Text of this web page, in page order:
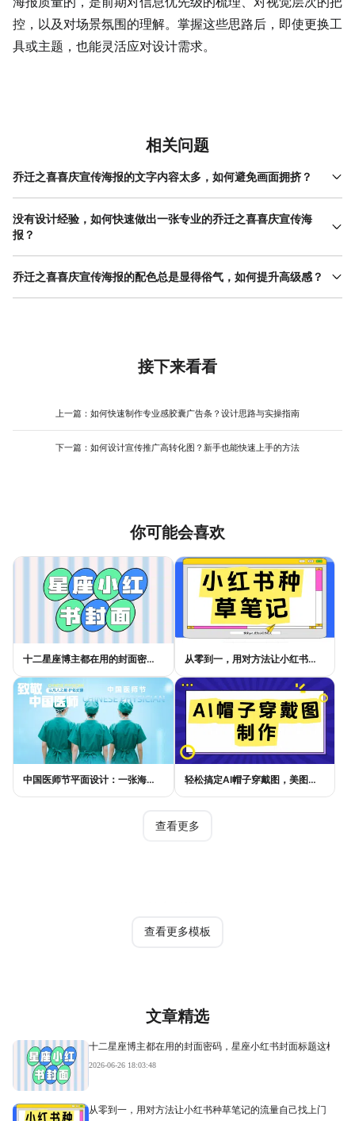
控，以及对场景氛围的理解。掌握这些思路后，即使更换工
具或主题，也能灵活应对设计需求。
相关问题
乔迁之喜喜庆宣传海报的文字内容太多，如何避免画面拥挤？
文字内容过多时，需先筛选核心信息（如主标题、时间地点），删
除冗余描述（如“热烈欢迎”可简化为“恭迎光临”）。其次，通过分层
排版提升可读性：主标题用最大字号与醒目颜色，副标题与正文用
条将相关内容框在一起（如时间与地点为一组，联系方式为一
没有设计经验，如何快速做出一张专业的乔迁之喜喜庆宣传海
报？
零基础用户可优先选择“模板+微调”的方式。以美图设计室为例，其
模板库覆盖家庭、公司、店铺等多种乔迁场景，每款模板均由专业
注意保持整体风格统一。美图设计室的 操作流程 简单，所有功能均
乔迁之喜喜庆宣传海报的配色总是显得俗气，如何提升高级感？
避免俗气的关键在于控制色彩数量与搭配逻辑。乔迁主题虽以红
色）占10%，用于文字或留白区域，平衡画面。若想更简约，可尝
试“单色系+对比色”：以红色为主色，用深红或浅红营造层次，再用
库提供大量高级感配色方案（如 莫兰迪色 系、低饱和度中国风），
据主视觉图片自动生成匹配色板，进一步减少配色失误的风险。
接下来看看
上一篇： 如何快速制作专业感胶囊广告条？设计思路与实操指南
下一篇： 如何设计宣传推广高转化图？新手也能快速上手的方法
你可能会喜欢
十二星座博主都在用的封面密码，星座小红书封面标题这样写才吸睛 从零到一，用对方法让小红书种草笔记的流量自己找上门
中国医师节平面设计：一张海报如何讲好白衣故事 轻松搞定AI帽子穿戴图，美图设计室电商主图教程
查看更多
查看更多模板
文章精选
十二星座博主都在用的封面密码，星座小红书封面标题这样写
2026-06-26 18:03:48
从零到一，用对方法让小红书种草笔记的流量自己找上门